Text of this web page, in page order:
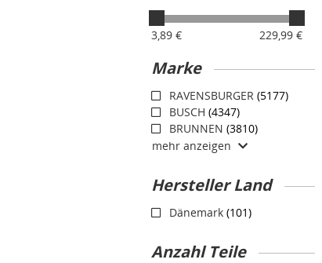
3,89 € 229,99 €
Marke
RAVENSBURGER (5177)
BUSCH (4347)
BRUNNEN (3810)
mehr anzeigen
Hersteller 󠀶Land
Dänemark (101)
Anzahl Teile